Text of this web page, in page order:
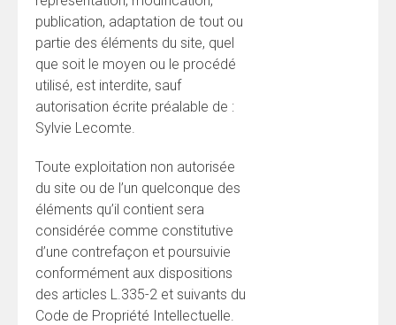
publication, adaptation de tout ou
partie des éléments du site, quel
que soit le moyen ou le procédé
utilisé, est interdite, sauf
autorisation écrite préalable de :
Sylvie Lecomte.
Toute exploitation non autorisée
du site ou de l’un quelconque des
éléments qu’il contient sera
considérée comme constitutive
d’une contrefaçon et poursuivie
conformément aux dispositions
des articles L.335-2 et suivants du
Code de Propriété Intellectuelle.